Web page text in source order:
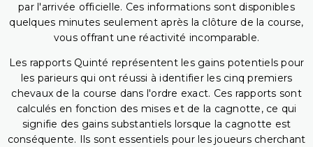
par l'arrivée officielle. Ces informations sont disponibles
quelques minutes seulement après la clôture de la course,
vous offrant une réactivité incomparable.
Les rapports Quinté représentent les gains potentiels pour
les parieurs qui ont réussi à identifier les cinq premiers
chevaux de la course dans l'ordre exact. Ces rapports sont
calculés en fonction des mises et de la cagnotte, ce qui
signifie des gains substantiels lorsque la cagnotte est
conséquente. Ils sont essentiels pour les joueurs cherchant